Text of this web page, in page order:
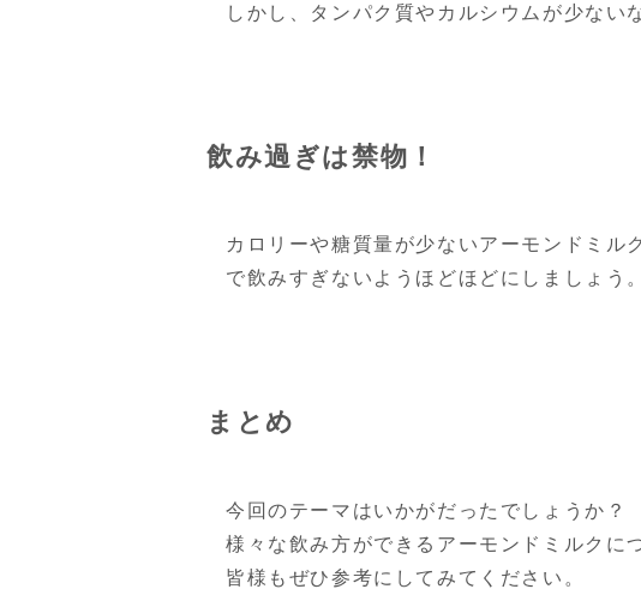
しかし、タンパク質やカルシウムが少な
飲み過ぎは禁物！
カロリーや糖質量が少ないアーモンドミ
で飲みすぎないようほどほどにしましょう。
まとめ
今回のテーマはいかがだったでしょうか？
様々な飲み方ができるアーモンドミルクに
皆様もぜひ参考にしてみてください。